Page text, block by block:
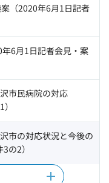
（2020年6月1日記者
6月1日記者会見・案
市民病院の対応
市の対応状況と今後の
の2）